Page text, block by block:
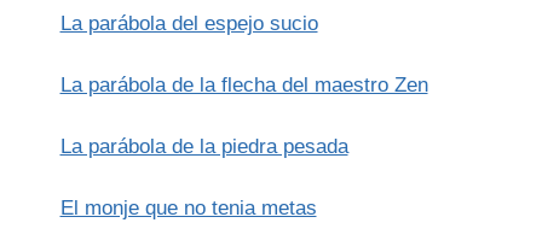
La parábola del espejo sucio
La parábola de la flecha del maestro Zen
La parábola de la piedra pesada
El monje que no tenia metas